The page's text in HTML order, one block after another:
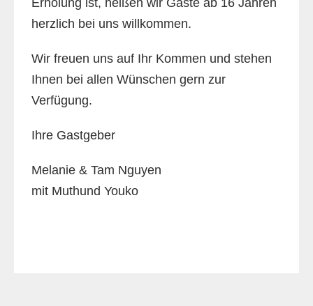
herzlich bei uns willkommen.
Wir freuen uns auf Ihr Kommen und stehen
Ihnen bei allen Wünschen gern zur
Verfügung.
Ihre Gastgeber
Melanie & Tam Nguyen
mit Muthund Youko